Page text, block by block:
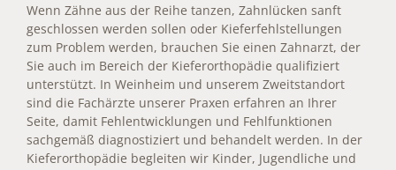
Wenn Zähne aus der Reihe tanzen, Zahnlücken sanft
geschlossen werden sollen oder Kieferfehlstellungen
zum Problem werden, brauchen Sie einen Zahnarzt, der
Sie auch im Bereich der Kieferorthopädie qualifiziert
unterstützt. In Weinheim und unserem Zweitstandort
sind die Fachärzte unserer Praxen erfahren an Ihrer
Seite, damit Fehlentwicklungen und Fehlfunktionen
sachgemäß diagnostiziert und behandelt werden. In der
Kieferorthopädie begleiten wir Kinder, Jugendliche und